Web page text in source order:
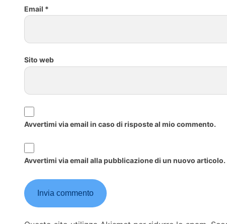
Email *
Sito web
Avvertimi via email in caso di risposte al mio commento.
Avvertimi via email alla pubblicazione di un nuovo articolo.